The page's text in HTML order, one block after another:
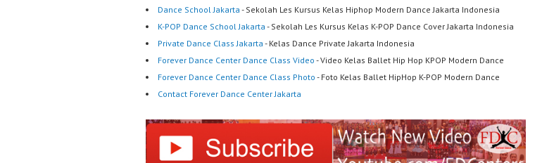
Dance School Jakarta - Sekolah Les Kursus Kelas Hiphop Modern Dance Jakarta Indonesia
K-POP Dance School Jakarta - Sekolah Les Kursus Kelas K-POP Dance Cover Jakarta Indonesia
Private Dance Class Jakarta - Kelas Dance Private Jakarta Indonesia
Forever Dance Center Dance Class Video - Video Kelas Ballet Hip Hop KPOP Modern Dance
Forever Dance Center Dance Class Photo - Foto Kelas Ballet HipHop K-POP Modern Dance
Contact Forever Dance Center Jakarta